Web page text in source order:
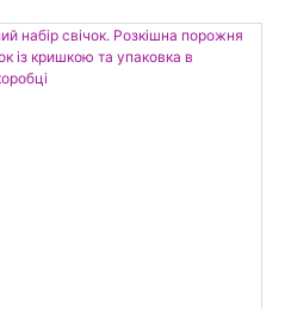
що впливають на
масової інформації